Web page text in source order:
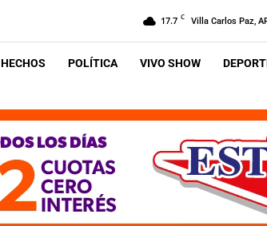
17.7 C Villa Carlos Paz,
POLÍTICA VIVO SHOW